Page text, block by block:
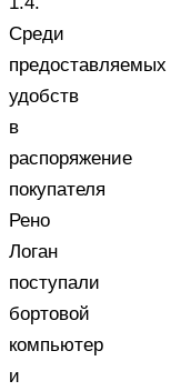
Среди
предоставляемых
удобств
в
распоряжение
покупателя
Рено
Логан
поступали
бортовой
компьютер
и